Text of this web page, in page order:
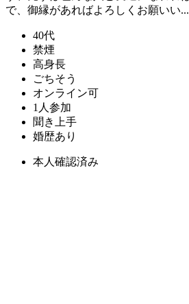
で、御縁があればよろしくお願いい...
40代
禁煙
高身長
ごちそう
オンライン可
1人参加
聞き上手
婚歴あり
本人確認済み